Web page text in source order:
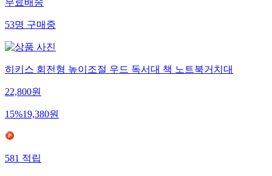
무료배송
53명구매중
히키스 회전형 높이조절 우드 독서대 책 노트북거치대
22,800원
15%19,380원
581적립